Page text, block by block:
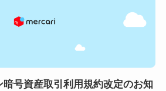
暗号資産取引利用規約改定のお知